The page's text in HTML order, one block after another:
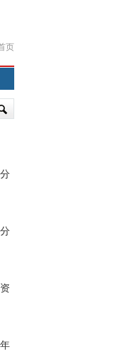
页